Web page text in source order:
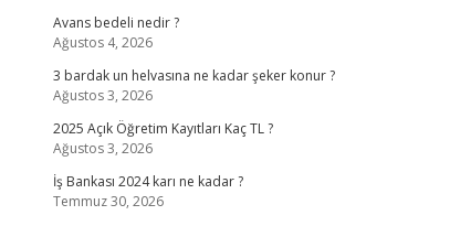
Avans bedeli nedir ?
Ağustos 4, 2026
3 bardak un helvasına ne kadar şeker konur ?
Ağustos 3, 2026
2025 Açık Öğretim Kayıtları Kaç TL ?
Ağustos 3, 2026
İş Bankası 2024 karı ne kadar ?
Temmuz 30, 2026